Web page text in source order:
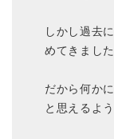
しかし過去
めてきまし
だから何か
と思えるよ